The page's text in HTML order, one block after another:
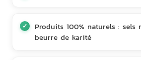
Produits 100% naturels : sels
beurre de karité